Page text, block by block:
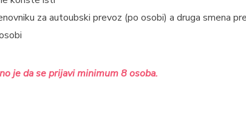
za autoubski prevoz (po osobi) a druga smena
je da se prijavi minimum 8 osoba.